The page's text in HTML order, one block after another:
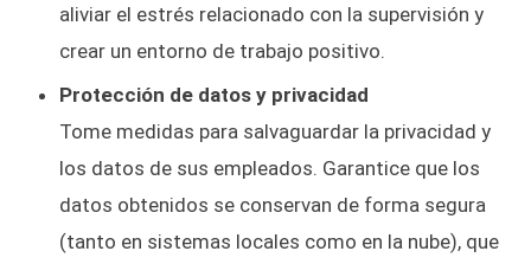
aliviar el estrés relacionado con la supervisión y
crear un entorno de trabajo positivo.
Protección de datos y privacidad
Tome medidas para salvaguardar la privacidad y
los datos de sus empleados. Garantice que los
datos obtenidos se conservan de forma segura
(tanto en sistemas locales como en la nube), que